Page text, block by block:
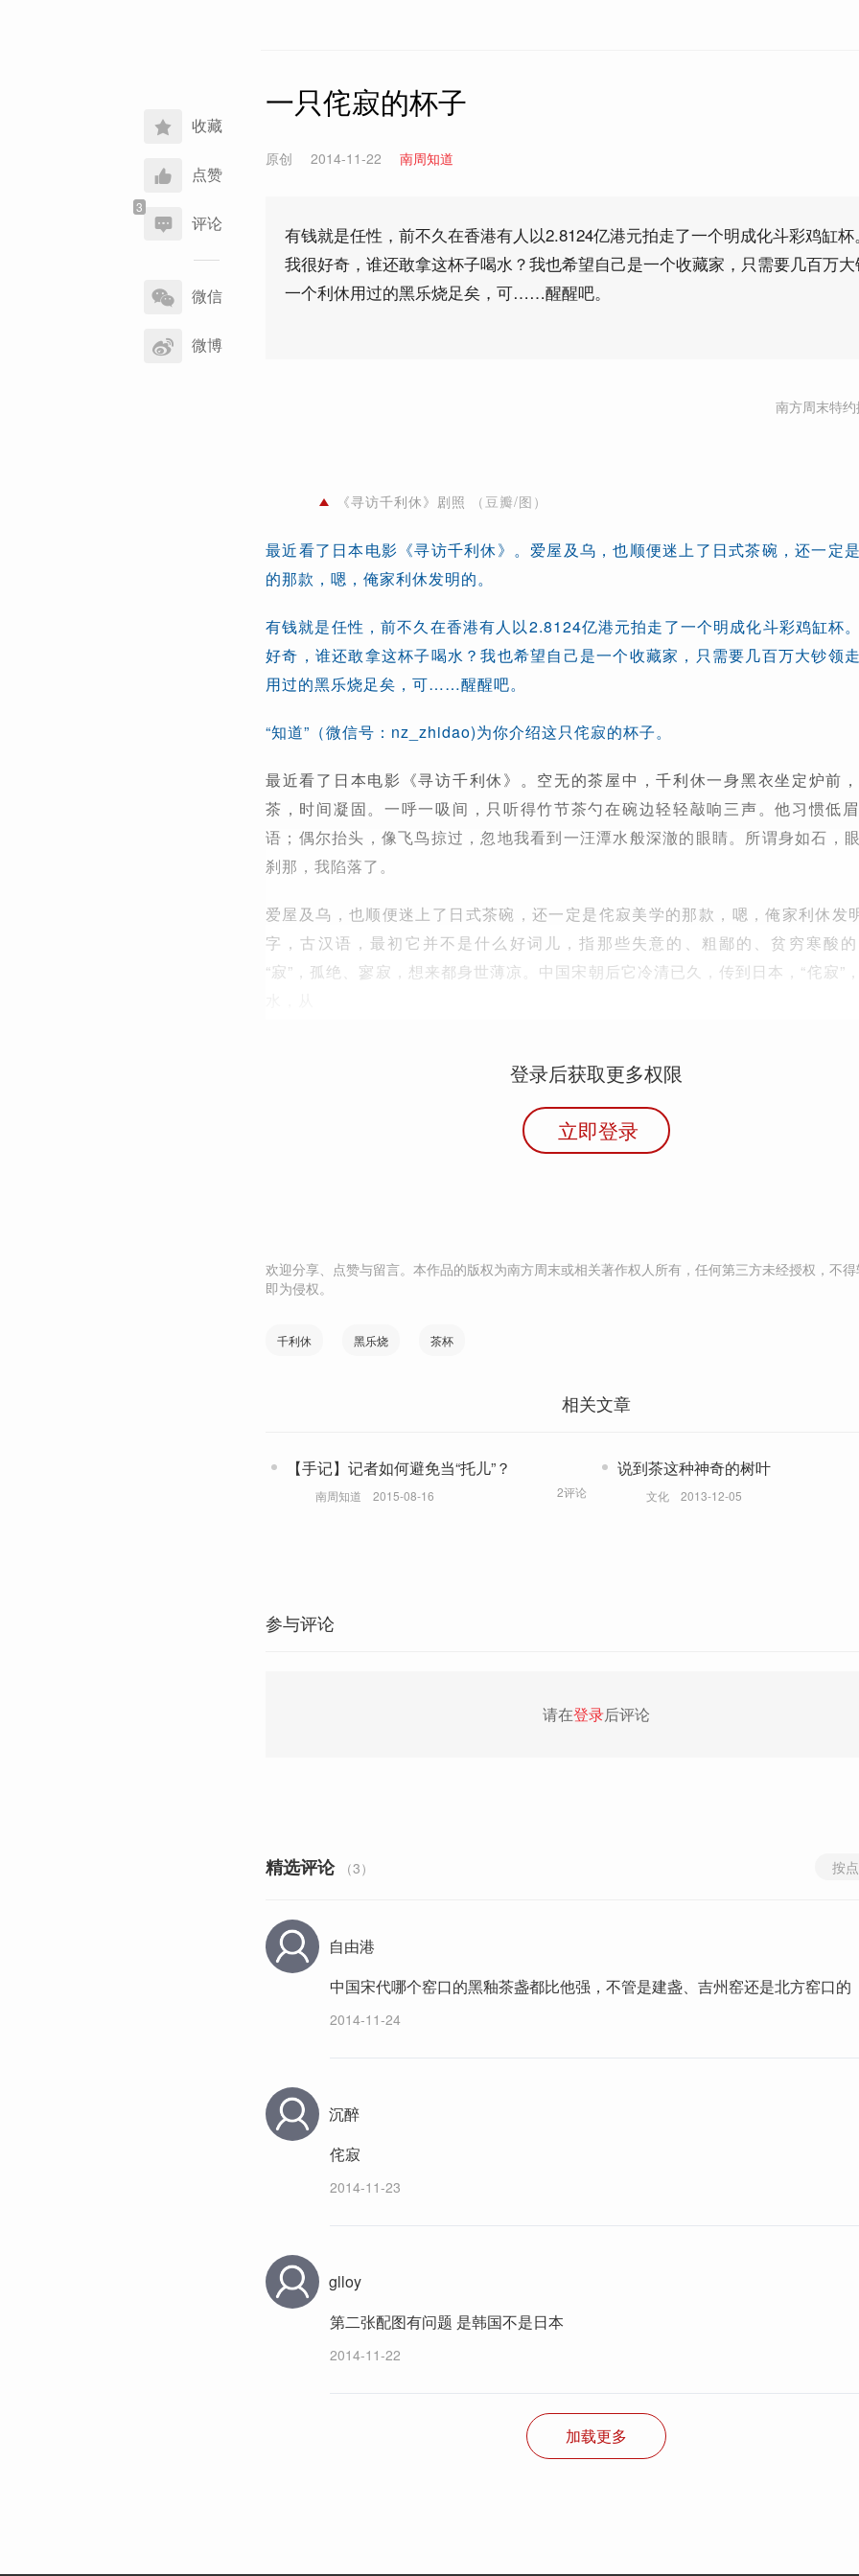
收藏
点赞
评论
享
到
微信
微博
一只侘寂的杯子
原创 2014-11-22 南周知道
有钱就是任性，前不久在香港有人以2.8124亿港元拍走了一个明成化斗彩鸡缸
我很好奇，谁还敢拿这杯子喝水？我也希望自己是一个收藏家，只需要几百万
一个利休用过的黑乐烧足矣，可……醒醒吧。
南方周末特
《寻访千利休》剧照 （豆瓣/图）
最近看了日本电影《寻访千利休》。爱屋及乌，也顺便迷上了日式茶碗，还一定
的那款，嗯，俺家利休发明的。
有钱就是任性，前不久在香港有人以2.8124亿港元拍走了一个明成化斗彩鸡缸杯
好奇，谁还敢拿这杯子喝水？我也希望自己是一个收藏家，只需要几百万大钞领
用过的黑乐烧足矣，可……醒醒吧。
“知道”（微信号：nz_zhidao)为你介绍这只侘寂的杯子。
最近看了日本电影《寻访千利休》。空无的茶屋中，千利休一身黑衣坐定炉前
茶，时间凝固。一呼一吸间，只听得竹节茶勺在碗边轻轻敲响三声。他习惯低
语；偶尔抬头，像飞鸟掠过，忽地我看到一汪潭水般深澈的眼睛。所谓身如石，
刹那，我陷落了。
爱屋及乌，也顺便迷上了日式茶碗，还一定是侘寂美学的那款，嗯，俺家利休发
字，古汉语，最初它并不是什么好词儿，指那些失意的、粗鄙的、贫穷寒酸
“寂”，孤绝、寥寂，想来都身世薄凉。中国宋朝后它冷清已久，传到日本，“侘寂”
登录后获取更多权限
立即登录
欢迎分享、点赞与留言。本作品的版权为南方周末或相关著作权人所有，任何第三方未经授权，不
即为侵权。
千利休 黑乐烧 茶杯
相关文章
【手记】记者如何避免当“托儿”？
南周知道 2015-08-16 2评论
说到茶这种神奇的树叶
文化 2013-12-05
参与评论
请在登录后评论
精选评论 （3） 按
自由港
中国宋代哪个窑口的黑釉茶盏都比他强，不管是建盏、吉州窑还是北方窑口的
2014-11-24
沉醉
侘寂
2014-11-23
glloy
第二张配图有问题 是韩国不是日本
2014-11-22
加载更多